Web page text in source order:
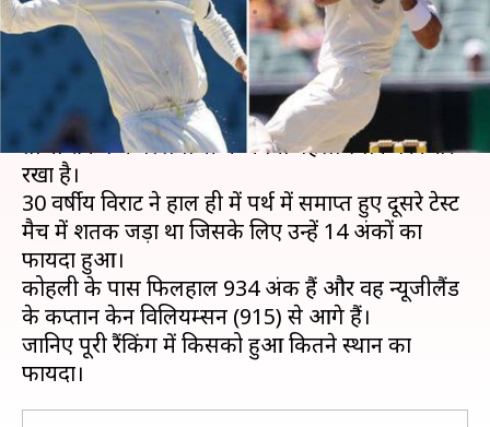
लेखन Neeraj Pandey Dec 20, 2018 06:10 pm
क्या है खबर?
भारतीय क्रिकेट टीम के कप्तान विराट कोहली ने ICC की
ताजा रैंकिंग में बल्लेबाजी में अपना पहला स्थान बरकरार
रखा है।
30 वर्षीय विराट ने हाल ही में पर्थ में समाप्त हुए दूसरे टेस्ट
मैच में शतक जड़ा था जिसके लिए उन्हें 14 अंकों का
फायदा हुआ।
कोहली के पास फिलहाल 934 अंक हैं और वह न्यूजीलैंड
के कप्तान केन विलियम्सन (915) से आगे हैं।
जानिए पूरी रैंकिंग में किसको हुआ कितने स्थान का